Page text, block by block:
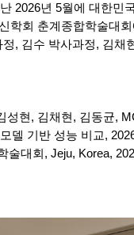
2026년 5월에 대한민
학회 춘계종합학술대회
, 김수 박사과정, 김채
성현, 김채현, 김동균,
델 기반 성능 비교,
술대회, Jeju, Korea,